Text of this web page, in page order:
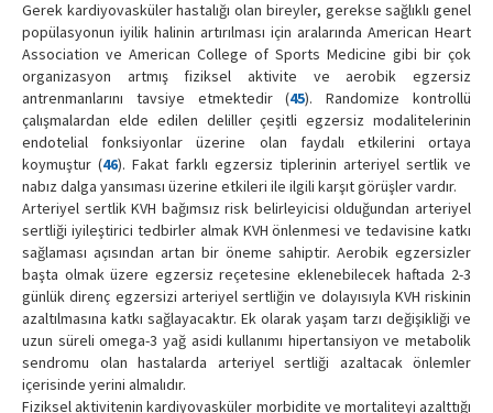
Gerek kardiyovasküler hastalığı olan bireyler, gerekse sağlıklı genel
popülasyonun iyilik halinin artırılması için aralarında American Heart
Association ve American College of Sports Medicine gibi bir çok
organizasyon artmış fiziksel aktivite ve aerobik egzersiz
antrenmanlarını tavsiye etmektedir (45). Randomize kontrollü
çalışmalardan elde edilen deliller çeşitli egzersiz modalitelerinin
endotelial fonksiyonlar üzerine olan faydalı etkilerini ortaya
koymuştur (46). Fakat farklı egzersiz tiplerinin arteriyel sertlik ve
nabız dalga yansıması üzerine etkileri ile ilgili karşıt görüşler vardır.
Arteriyel sertlik KVH bağımsız risk belirleyicisi olduğundan arteriyel
sertliği iyileştirici tedbirler almak KVH önlenmesi ve tedavisine katkı
sağlaması açısından artan bir öneme sahiptir. Aerobik egzersizler
başta olmak üzere egzersiz reçetesine eklenebilecek haftada 2-3
günlük direnç egzersizi arteriyel sertliğin ve dolayısıyla KVH riskinin
azaltılmasına katkı sağlayacaktır. Ek olarak yaşam tarzı değişikliği ve
uzun süreli omega-3 yağ asidi kullanımı hipertansiyon ve metabolik
sendromu olan hastalarda arteriyel sertliği azaltacak önlemler
içerisinde yerini almalıdır.
Fiziksel aktivitenin kardiyovasküler morbidite ve mortaliteyi azalttığı